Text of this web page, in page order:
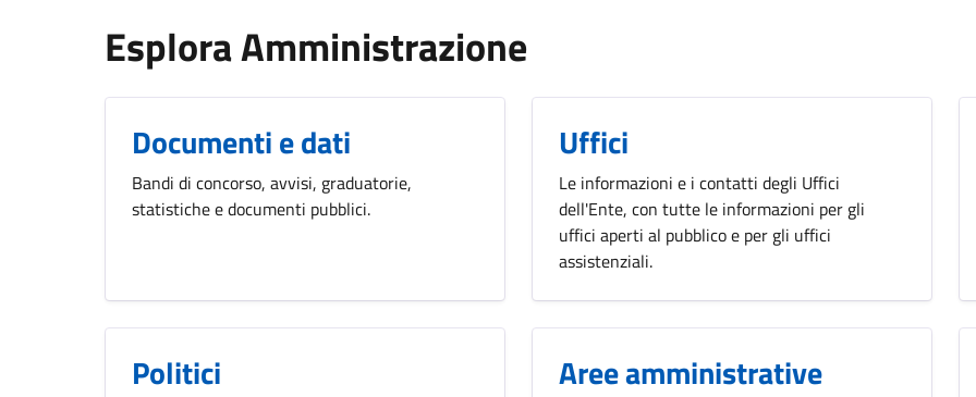
Esplora Amministrazione
Documenti e dati
Bandi di concorso, avvisi, graduatorie,
statistiche e documenti pubblici.
Uffici
Le informazioni e i contatti degli Uffici
dell'Ente, con tutte le informazioni per gli
uffici aperti al pubblico e per gli uffici
assistenziali.
Politici Aree amministrative